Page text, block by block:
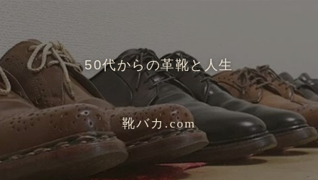
50代からの革靴と人生
靴バカ.com